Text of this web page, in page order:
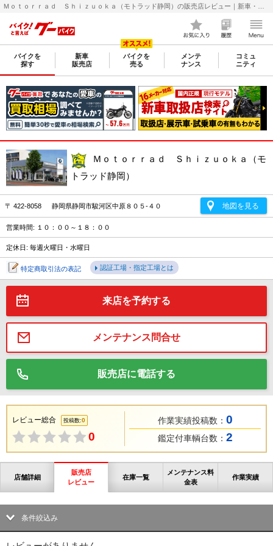
バイクを
探す
新車
販売店
バイクを
売る
メンテ
ナンス
コミュ
ニティ
Ｍｏｔｏｒｒａｄ Ｓｈｉｚｕｏｋａ（モ
トラッド静岡）
〒 422-8058 静岡県静岡市駿河区中原８０５-４０ 地図を見る
営業時間: １０：００～１８：００
定休日: 毎週火曜日・水曜日
特定商取引法の表記 認証工場・指定工場とは
来店を予約する
メンテナンス問合せ
販売店に電話する
レビュー総合 投稿数:0
0
作業実績投稿数： 0
鑑定付車輌台数： 2
店舗詳細
販売店
レビュー
在庫一覧
メンテナンス料
金表
作業実績
条件絞込み